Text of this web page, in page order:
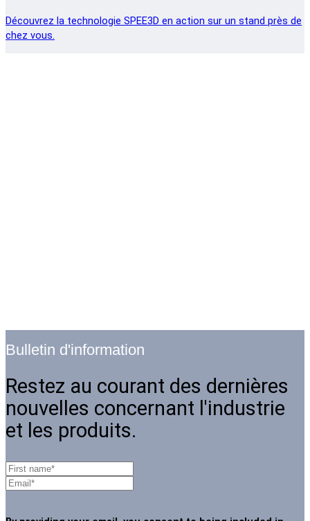
Découvrez la technologie SPEE3D en action sur un stand près de
chez vous.
Bulletin d'information
Restez au courant des dernières
nouvelles concernant l'industrie
et les produits.